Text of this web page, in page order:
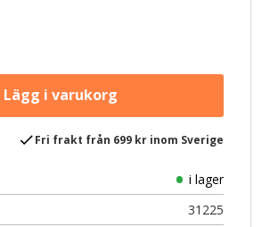
checkFri frakt från 699 kr inom Sverige
i lager
31225